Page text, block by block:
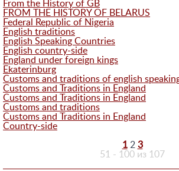
From the History of GB
FROM THE HISTORY OF BELARUS
Federal Republic of Nigeria
English traditions
English Speaking Countries
English country-side
England under foreign kings
Ekaterinburg
Customs and traditions of english
Customs and Traditions in England
Customs and Traditions in England
Customs and traditions
Customs and Traditions in England
Country-side
1 2 3
51 - 100 из 107